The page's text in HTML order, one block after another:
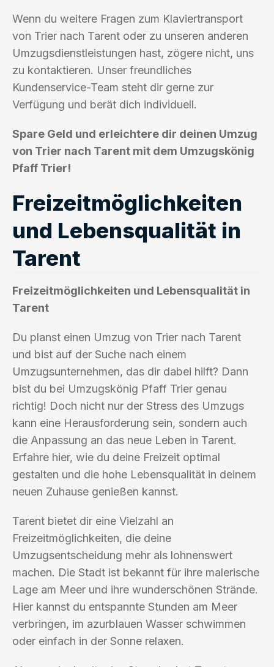
Wenn du weitere Fragen zum Klaviertransport
von Trier nach Tarent oder zu unseren anderen
Umzugsdienstleistungen hast, zögere nicht, uns
zu kontaktieren. Unser freundliches
Kundenservice-Team steht dir gerne zur
Verfügung und berät dich individuell.
Spare Geld und erleichtere dir deinen Umzug
von Trier nach Tarent mit dem Umzugskönig
Pfaff Trier!
Freizeitmöglichkeiten
und Lebensqualität in
Tarent
Freizeitmöglichkeiten und Lebensqualität in
Tarent
Du planst einen Umzug von Trier nach Tarent
und bist auf der Suche nach einem
Umzugsunternehmen, das dir dabei hilft? Dann
bist du bei Umzugskönig Pfaff Trier genau
richtig! Doch nicht nur der Stress des Umzugs
kann eine Herausforderung sein, sondern auch
die Anpassung an das neue Leben in Tarent.
Erfahre hier, wie du deine Freizeit optimal
gestalten und die hohe Lebensqualität in deinem
neuen Zuhause genießen kannst.
Tarent bietet dir eine Vielzahl an
Freizeitmöglichkeiten, die deine
Umzugsentscheidung mehr als lohnenswert
machen. Die Stadt ist bekannt für ihre malerische
Lage am Meer und ihre wunderschönen Strände.
Hier kannst du entspannte Stunden am Meer
verbringen, im azurblauen Wasser schwimmen
oder einfach in der Sonne relaxen.